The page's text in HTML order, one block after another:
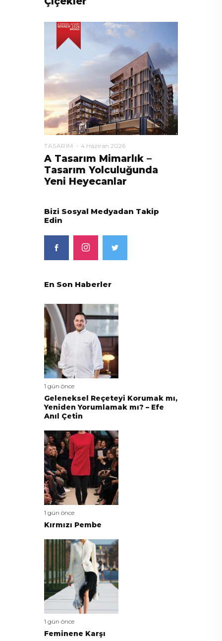
TASARIM 4 Haziran 2026
A Tasarım Mimarlık –
Tasarım Yolculuğunda
Yeni Heyecanlar
Bizi Sosyal Medyadan Takip
Edin
En Son Haberler
1 gün önce
Geleneksel Reçeteyi Korumak mı,
Yeniden Yorumlamak mı? – Efe
Anıl Çetin
1 gün önce
Kırmızı Pembe
1 gün önce
Feminene Karşı